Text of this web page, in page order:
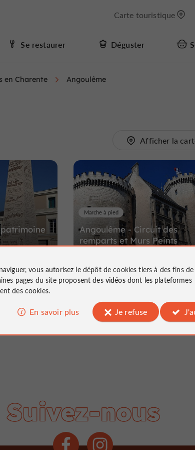
Carte touristique
Se restaurer Déguster
en Charente Angoulême
Afficher la
8,5 km
Angoulême - Circuit des
remparts et Murs Peints
Marche à pied
Suivez-nous
vous autorisez le dépôt de cookies tiers à des fins de
pages du site proposent des vidéosdont les plateformes
des cookies.
En savoir plus Je refuse